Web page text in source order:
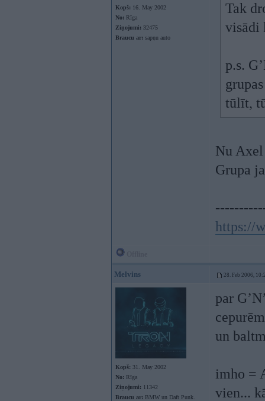
Kopš: 16. May 2002
No: Rīga
Ziņojumi: 32475
Braucu ar: sapņu auto
Tak
visādi
p.s.
tūlīt,
Nu
Grupa
https://
Melvins 28. Feb 2006,
Kopš: 31. May 2002
No: Rīga
Ziņojumi: 11342
Braucu ar: BMW un Daft Punk.
par
un
imho =
vien...